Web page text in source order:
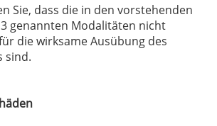
Sie, dass die in den vorstehenden
genannten Modalitäten nicht
die wirksame Ausübung des
sind.